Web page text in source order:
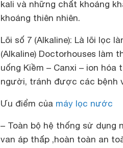
kali và những chất khoáng
khoáng thiên nhiên.
Lõi số 7 (Alkaline): Là lõi lọc
(Alkaline) Doctorhouses làm
uống Kiềm – Canxi – ion
người, tránh được các bệnh
Ưu điểm của máy lọc nước
– Toàn bộ hệ thống sử dụng
van áp thấp ,hoàn toàn an